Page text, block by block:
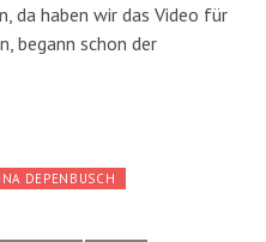
da haben wir das Video für
begann schon der
DEPENBUSCH